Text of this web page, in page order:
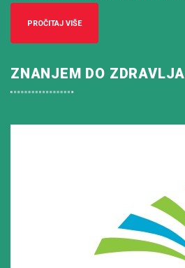
PROČITAJ VIŠE
ZNANJEM DO ZDRAVLJA